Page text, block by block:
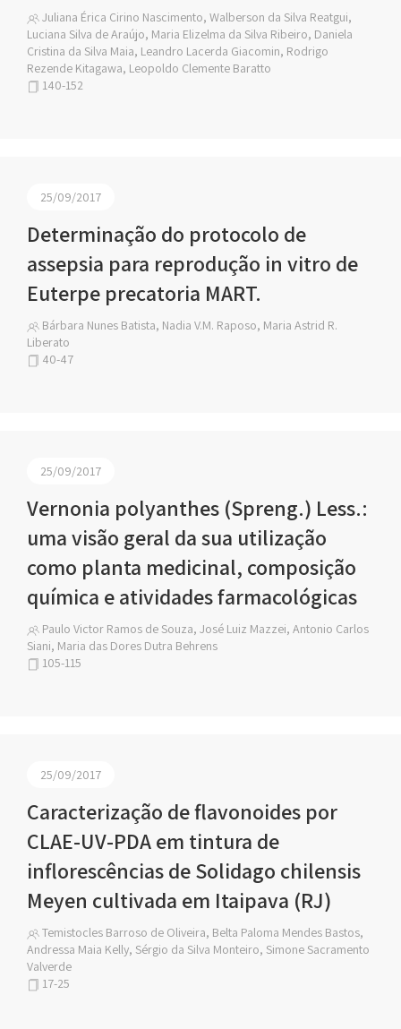
Juliana Érica Cirino Nascimento, Walberson da Silva Reatgui,
Luciana Silva de Araújo, Maria Elizelma da Silva Ribeiro, Daniela
Cristina da Silva Maia, Leandro Lacerda Giacomin, Rodrigo
Rezende Kitagawa, Leopoldo Clemente Baratto
140-152
25/09/2017
Determinação do protocolo de
assepsia para reprodução in vitro de
Euterpe precatoria MART.
Bárbara Nunes Batista, Nadia V.M. Raposo, Maria Astrid R.
Liberato
40-47
25/09/2017
Vernonia polyanthes (Spreng.) Less.:
uma visão geral da sua utilização
como planta medicinal, composição
química e atividades farmacológicas
Paulo Victor Ramos de Souza, José Luiz Mazzei, Antonio Carlos
Siani, Maria das Dores Dutra Behrens
105-115
25/09/2017
Caracterização de flavonoides por
CLAE-UV-PDA em tintura de
inflorescências de Solidago chilensis
Meyen cultivada em Itaipava (RJ)
Temistocles Barroso de Oliveira, Belta Paloma Mendes Bastos,
Andressa Maia Kelly, Sérgio da Silva Monteiro, Simone Sacramento
Valverde
17-25